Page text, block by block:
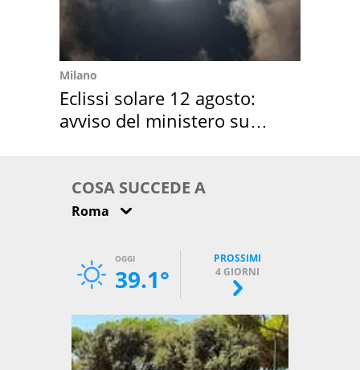
Milano
Eclissi solare 12 agosto:
avviso del ministero su